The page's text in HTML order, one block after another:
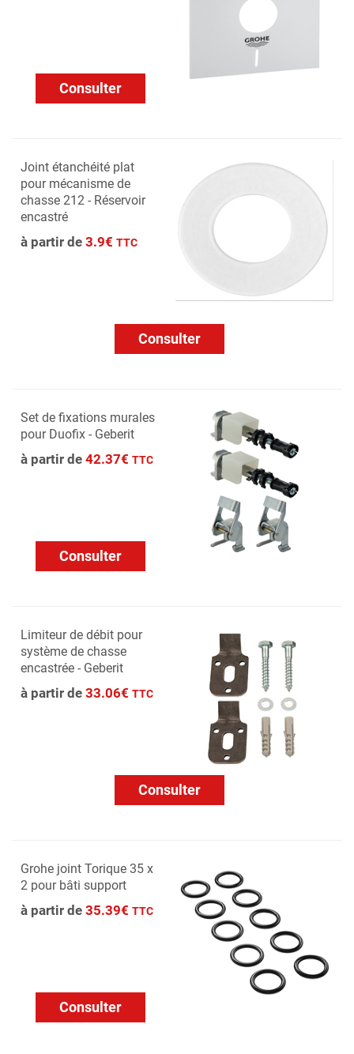
Consulter
Joint étanchéité plat
pour mécanisme de
chasse 212 - Réservoir
encastré
à partir de 3.9€ TTC
Consulter
Set de fixations murales
pour Duofix - Geberit
à partir de 42.37€ TTC
Consulter
Limiteur de débit pour
système de chasse
encastrée - Geberit
à partir de 33.06€ TTC
Consulter
Grohe joint Torique 35 x
2 pour bâti support
à partir de 35.39€ TTC
Consulter